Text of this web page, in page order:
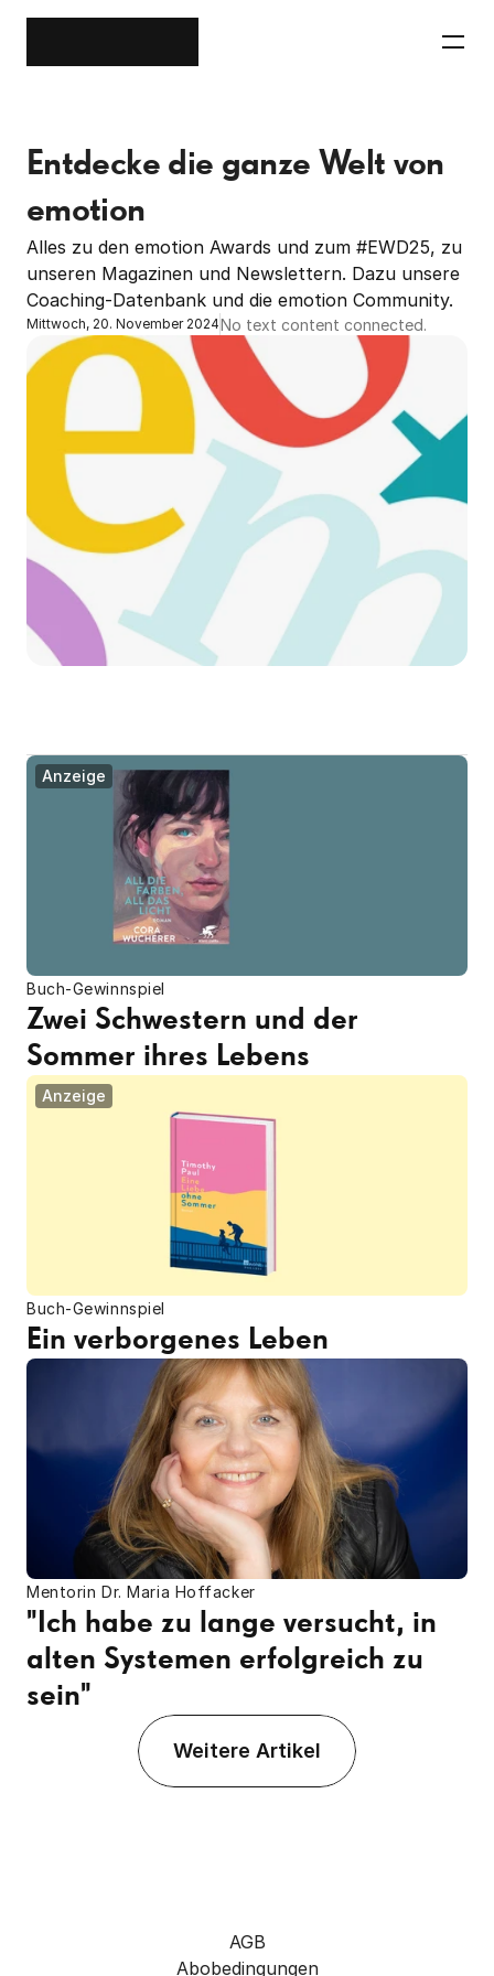
Entdecke die ganze Welt von
emotion
Alles zu den emotion Awards und zum #EWD25, zu
unseren Magazinen und Newslettern. Dazu unsere
Coaching-Datenbank und die emotion Community.
Mittwoch, 20. November 2024No text content connected.
Anzeige
Buch-Gewinnspiel
Zwei Schwestern und der
Sommer ihres Lebens
Anzeige
Buch-Gewinnspiel
Ein verborgenes Leben
Mentorin Dr. Maria Hoffacker
"Ich habe zu lange versucht, in
alten Systemen erfolgreich zu
sein"
Weitere Artikel
AGB
Abobedingungen